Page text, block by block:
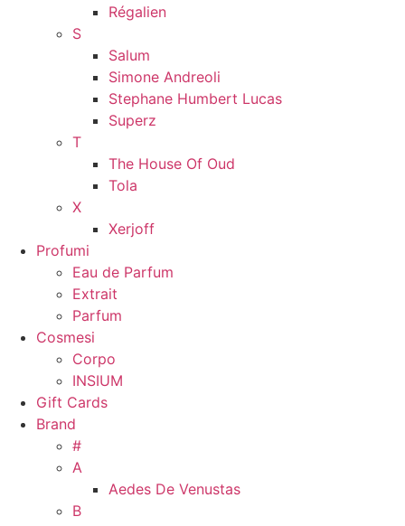
Régalien
S
Salum
Simone Andreoli
Stephane Humbert Lucas
Superz
T
The House Of Oud
Tola
X
Xerjoff
Profumi
Eau de Parfum
Extrait
Parfum
Cosmesi
Corpo
INSIUM
Gift Cards
Brand
#
A
Aedes De Venustas
B